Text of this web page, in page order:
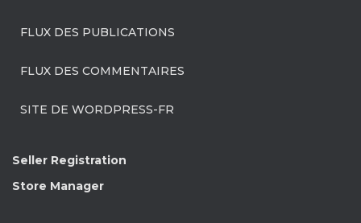
FLUX DES PUBLICATIONS
FLUX DES COMMENTAIRES
SITE DE WORDPRESS-FR
Seller Registration
Store Manager